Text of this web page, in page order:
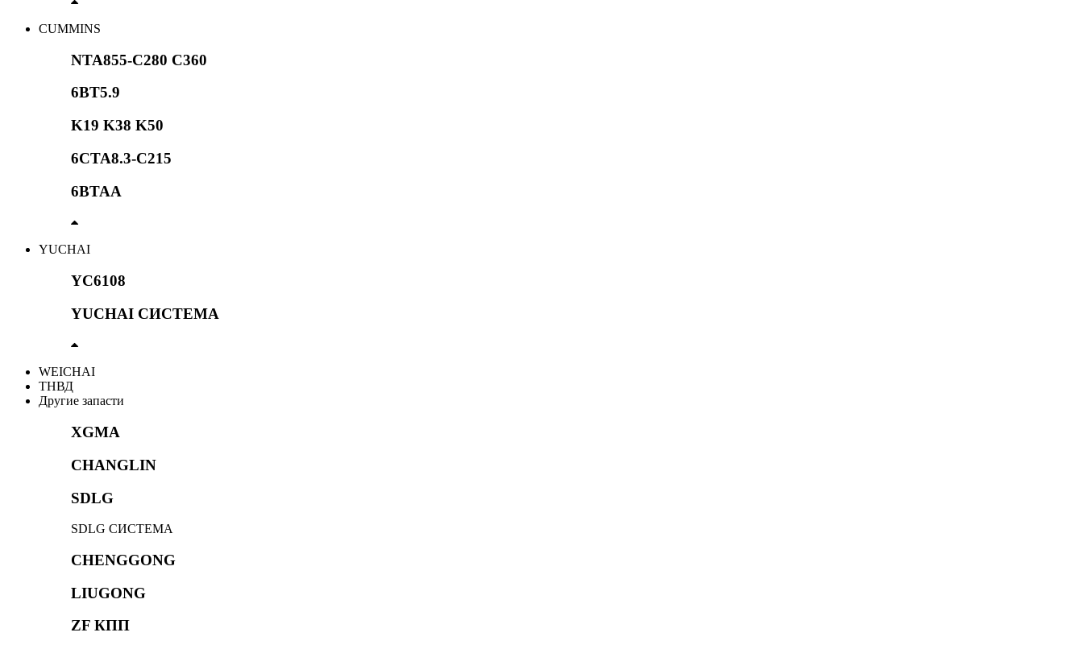
CUMMINS
NTA855-C280 C360
6BT5.9
K19 K38 K50
6CTA8.3-C215
6BTAA
YUCHAI
YC6108
YUCHAI СИСТЕМА
WEICHAI
ТНВД
Другие запасти
XGMA
CHANGLIN
SDLG
SDLG СИСТЕМА
CHENGGONG
LIUGONG
ZF КПП